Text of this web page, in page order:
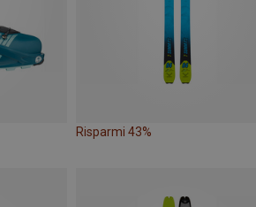
Risparmi 43%